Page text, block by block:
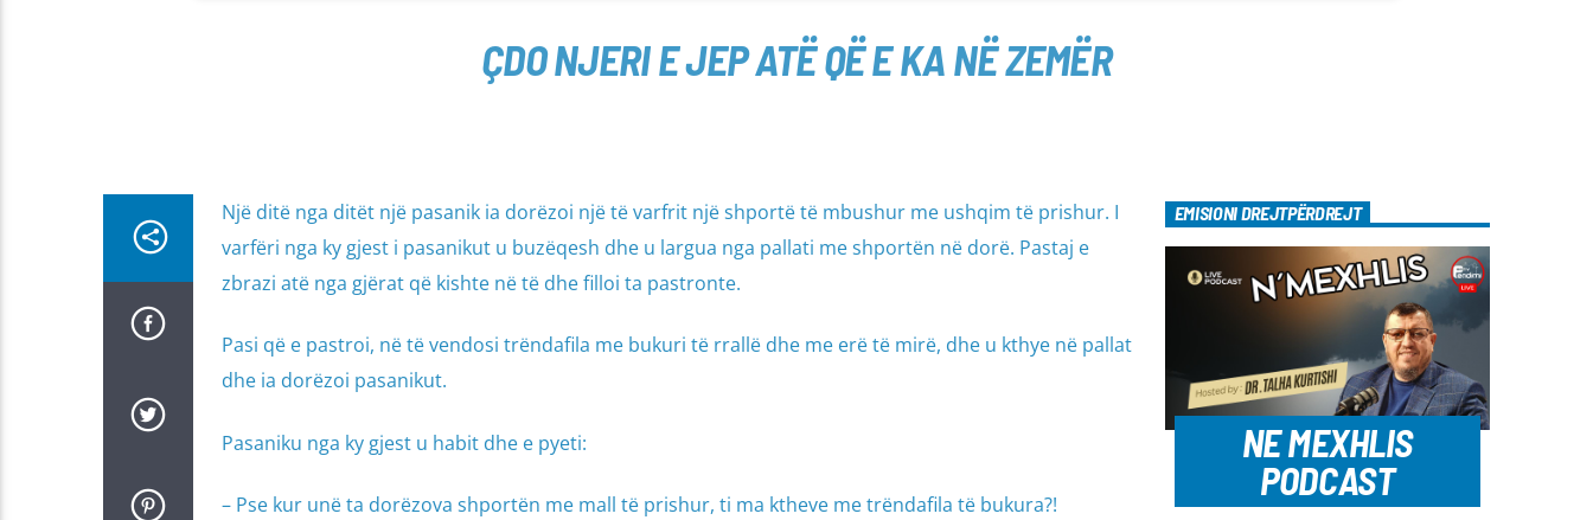
ÇDO NJERI E JEP ATË QË E KA NË ZEMËR
Një ditë nga ditët një pasanik ia dorëzoi një të varfrit një shportë të mbushur me ushqim të prishur. I
varfëri nga ky gjest i pasanikut u buzëqesh dhe u largua nga pallati me shportën në dorë. Pastaj e
zbrazi atë nga gjërat që kishte në të dhe filloi ta pastronte.
Pasi që e pastroi, në të vendosi trëndafila me bukuri të rrallë dhe me erë të mirë, dhe u kthye në pallat
dhe ia dorëzoi pasanikut.
Pasaniku nga ky gjest u habit dhe e pyeti:
– Pse kur unë ta dorëzova shportën me mall të prishur, ti ma ktheve me trëndafila të bukura?!
EMISIONI DREJTPËRDREJT
NE MEXHLIS
PODCAST